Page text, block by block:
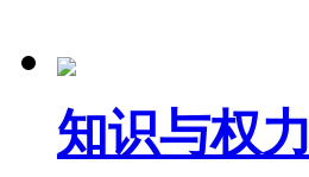
知识与权力